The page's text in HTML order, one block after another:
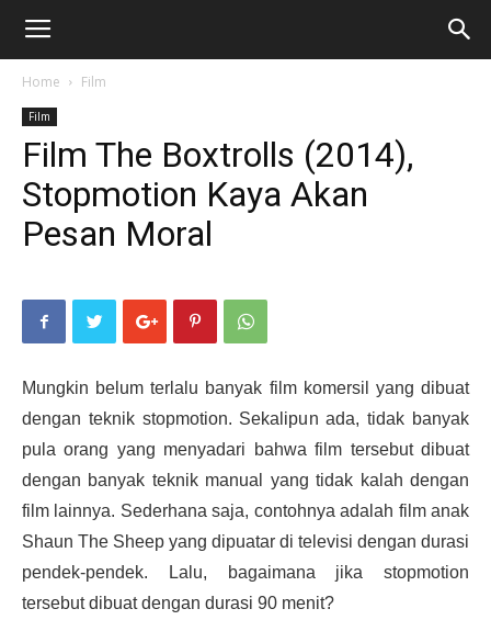
Home Film
Film
Film The Boxtrolls (2014),
Stopmotion Kaya Akan
Pesan Moral
Mungkin belum terlalu banyak film komersil yang dibuat
dengan teknik stopmotion. Sekalipun ada, tidak banyak
pula orang yang menyadari bahwa film tersebut dibuat
dengan banyak teknik manual yang tidak kalah dengan
film lainnya. Sederhana saja, contohnya adalah film anak
Shaun The Sheep yang dipuatar di televisi dengan durasi
pendek-pendek. Lalu, bagaimana jika stopmotion
tersebut dibuat dengan durasi 90 menit?